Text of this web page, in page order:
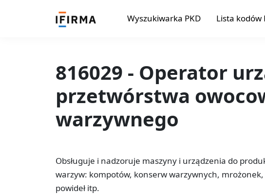
Wyszukiwarka PKD Lista kodów
816029 - Operator
przetwórstwa
warzywnego
Obsługuje i nadzoruje maszyny i urządzenia do
warzyw: kompotów, konserw warzywnych,
powideł itp.